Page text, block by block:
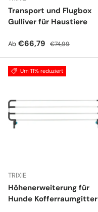
Transport und Flugbox
Gulliver für Haustiere
Verkaufspreis
Ab €66,79 Normaler Preis
€74,99
Um 11% reduziert
TRIXIE
Höhenerweiterung für
Hunde Kofferraumgitter